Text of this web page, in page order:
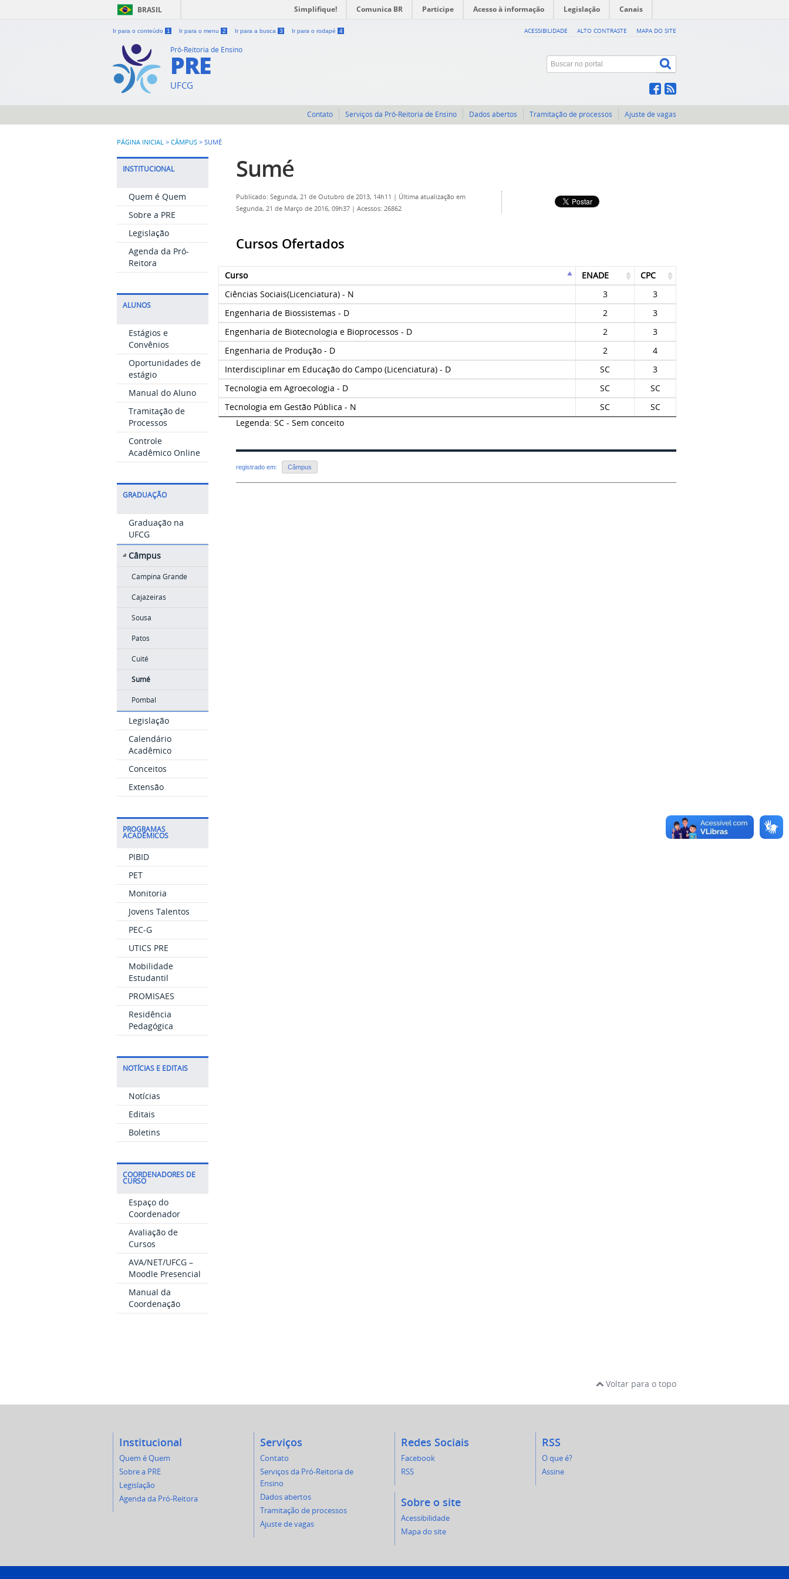
BRASIL Simplifique! Comunica BR Participe Acesso à informação Legislação Canais
Ir para o conteúdo 1 Ir para o menu 2 Ir para a busca 3 Ir para o rodapé 4 ACESSIBILIDADE ALTO CONTRASTE MAPA DO SITE
Pró-Reitoria de Ensino
PRE
UFCG
Contato Serviços da Pró-Reitoria de Ensino Dados abertos Tramitação de processos Ajuste de vagas
PÁGINA INICIAL > CÂMPUS > SUMÉ
INSTITUCIONAL
Quem é Quem
Sobre a PRE
Legislação
Agenda da Pró-
Reitora
ALUNOS
Estágios e
Convênios
Oportunidades de
estágio
Manual do Aluno
Tramitação de
Processos
Controle
Acadêmico Online
GRADUAÇÃO
Graduação na
UFCG
Câmpus
Campina Grande
Cajazeiras
Sousa
Patos
Cuité
Sumé
Pombal
Legislação
Calendário
Acadêmico
Conceitos
Extensão
PROGRAMAS
ACADÊMICOS
PIBID
PET
Monitoria
Jovens Talentos
PEC-G
UTICS PRE
Mobilidade
Estudantil
PROMISAES
Residência
Pedagógica
NOTÍCIAS E EDITAIS
Notícias
Editais
Boletins
COORDENADORES DE
CURSO
Espaço do
Coordenador
Avaliação de
Cursos
AVA/NET/UFCG –
Moodle Presencial
Manual da
Coordenação
Sumé
Publicado: Segunda, 21 de Outubro de 2013, 14h11 | Última atualização em
Segunda, 21 de Março de 2016, 09h37 | Acessos: 26862
Cursos Ofertados
Curso ENADE
CPC
Ciências Sociais(Licenciatura) - N
3
3
Engenharia de Biossistemas - D
2
3
Engenharia de Biotecnologia e Bioprocessos - D
2
3
Engenharia de Produção - D
2
4
Interdisciplinar em Educação do Campo (Licenciatura) - D
SC
3
Tecnologia em Agroecologia - D
SC
SC
Tecnologia em Gestão Pública - N
SC
SC
Legenda: SC - Sem conceito
registrado em: Câmpus
Voltar para o topo
Institucional
Quem é Quem
Sobre a PRE
Legislação
Agenda da Pró-Reitora
Serviços
Contato
Serviços da Pró-Reitoria de
Ensino
Dados abertos
Tramitação de processos
Ajuste de vagas
Redes Sociais
Facebook
RSS
RSS
O que é?
Assine
Sobre o site
Acessibilidade
Mapa do site